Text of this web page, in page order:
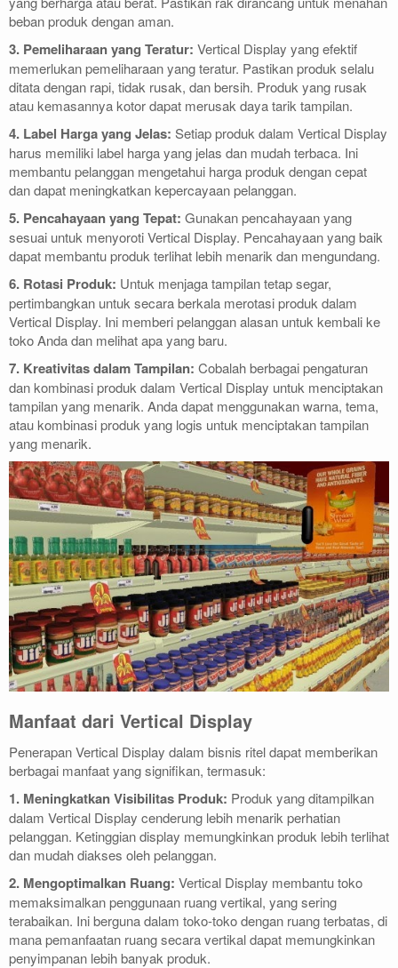
beban produk dengan aman.
3. Pemeliharaan yang Teratur: Vertical Display yang efektif
memerlukan pemeliharaan yang teratur. Pastikan produk selalu
ditata dengan rapi, tidak rusak, dan bersih. Produk yang rusak
atau kemasannya kotor dapat merusak daya tarik tampilan.
4. Label Harga yang Jelas: Setiap produk dalam Vertical Display
harus memiliki label harga yang jelas dan mudah terbaca. Ini
membantu pelanggan mengetahui harga produk dengan cepat
dan dapat meningkatkan kepercayaan pelanggan.
5. Pencahayaan yang Tepat: Gunakan pencahayaan yang
sesuai untuk menyoroti Vertical Display. Pencahayaan yang baik
dapat membantu produk terlihat lebih menarik dan mengundang.
6. Rotasi Produk: Untuk menjaga tampilan tetap segar,
pertimbangkan untuk secara berkala merotasi produk dalam
Vertical Display. Ini memberi pelanggan alasan untuk kembali ke
toko Anda dan melihat apa yang baru.
7. Kreativitas dalam Tampilan: Cobalah berbagai pengaturan
dan kombinasi produk dalam Vertical Display untuk menciptakan
tampilan yang menarik. Anda dapat menggunakan warna, tema,
atau kombinasi produk yang logis untuk menciptakan tampilan
yang menarik.
Manfaat dari Vertical Display
Penerapan Vertical Display dalam bisnis ritel dapat memberikan
berbagai manfaat yang signifikan, termasuk:
1. Meningkatkan Visibilitas Produk: Produk yang ditampilkan
dalam Vertical Display cenderung lebih menarik perhatian
pelanggan. Ketinggian display memungkinkan produk lebih terlihat
dan mudah diakses oleh pelanggan.
2. Mengoptimalkan Ruang: Vertical Display membantu toko
memaksimalkan penggunaan ruang vertikal, yang sering
terabaikan. Ini berguna dalam toko-toko dengan ruang terbatas, di
mana pemanfaatan ruang secara vertikal dapat memungkinkan
penyimpanan lebih banyak produk.